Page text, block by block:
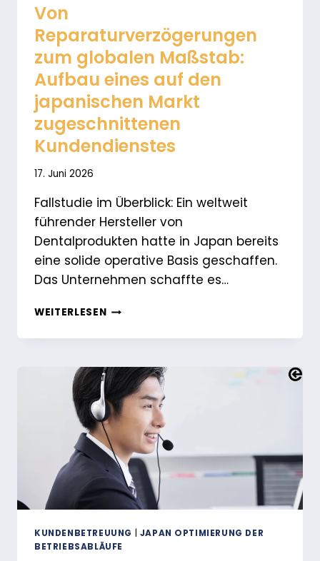
Von
Reparaturverzögerungen
zum globalen Maßstab:
Aufbau eines auf den
japanischen Markt
zugeschnittenen
Kundendienstes
17. Juni 2026
Fallstudie im Überblick: Ein weltweit
führender Hersteller von
Dentalprodukten hatte in Japan bereits
eine solide operative Basis geschaffen.
Das Unternehmen schaffte es…
WEITERLESENVON
ZUM
MASSSTAB: A
UFBAU E
INES A
UF D
EN J
APANISCHEN M
ARKT Z
UGESCHNITTENEN K
UNDENDIENSTES
KUNDENBETREUUNG
JAPAN OPTIMIERUNG DER
BETRIEBSABLÄUFE